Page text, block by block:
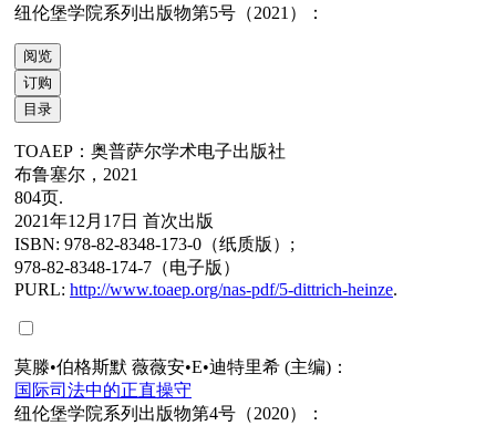
纽伦堡学院系列出版物第5号（2021）：
阅览
订购
目录
TOAEP：奥普萨尔学术电子出版社
布鲁塞尔，2021
804页.
2021年12月17日 首次出版
ISBN: 978-82-8348-173-0（纸质版）;
978-82-8348-174-7（电子版）
PURL: http://www.toaep.org/nas-pdf/5-dittrich-heinze.
莫滕•伯格斯默 薇薇安•E•迪特里希 (主编)：
国际司法中的正直操守
纽伦堡学院系列出版物第4号（2020）：